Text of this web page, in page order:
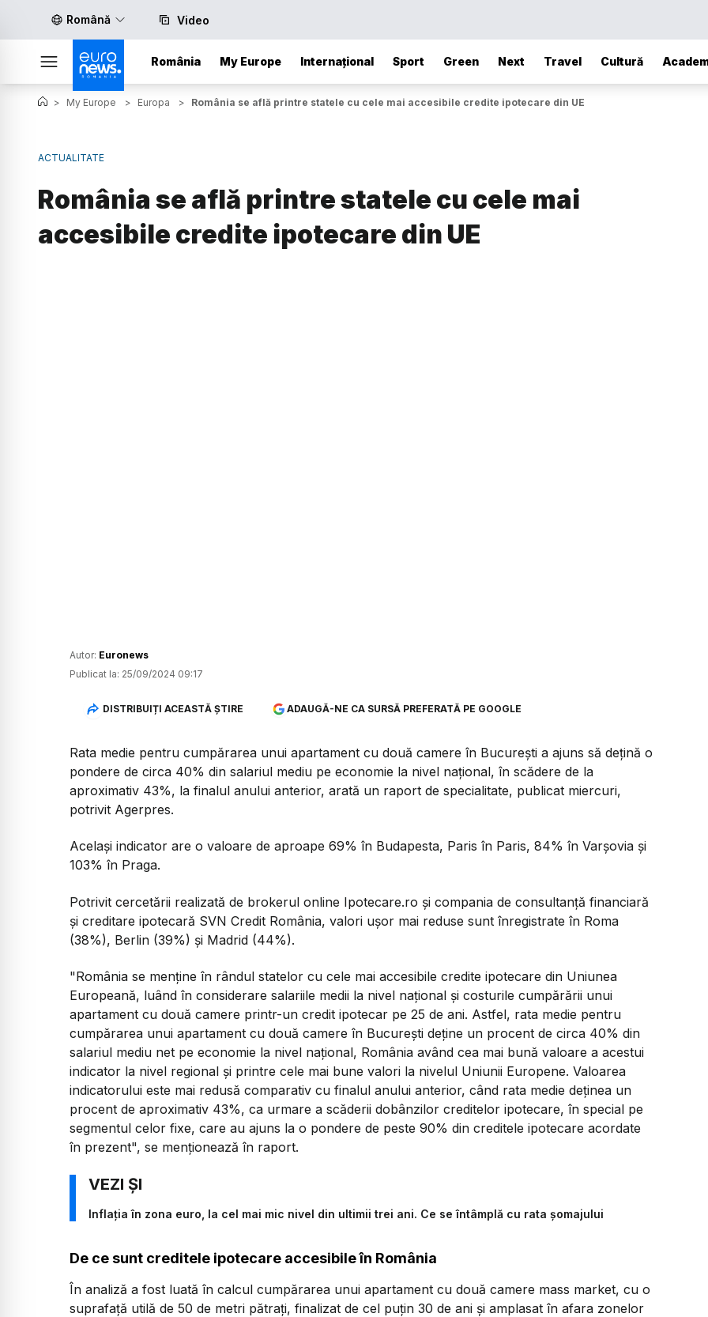
Română Video
România My Europe Internațional Sport Green Next Travel Cultură
> My Europe > Europa > România se află printre statele cu cele mai accesibile credite ipotecare din UE
ACTUALITATE
România se află printre statele cu cele mai
accesibile credite ipotecare din UE
Autor: Euronews
Publicat la: 25/09/2024 09:17
DISTRIBUIȚI ACEASTĂ ȘTIRE ADAUGĂ-NE CA SURSĂ PREFERATĂ PE GOOGLE
Rata medie pentru cumpărarea unui apartament cu două camere în Bucureşti a ajuns să deţină o
pondere de circa 40% din salariul mediu pe economie la nivel naţional, în scădere de la
aproximativ 43%, la finalul anului anterior, arată un raport de specialitate, publicat miercuri,
potrivit Agerpres.
Acelaşi indicator are o valoare de aproape 69% în Budapesta, Paris în Paris, 84% în Varşovia şi
103% în Praga.
Potrivit cercetării realizată de brokerul online Ipotecare.ro şi compania de consultanţă financiară
şi creditare ipotecară SVN Credit România, valori uşor mai reduse sunt înregistrate în Roma
(38%), Berlin (39%) şi Madrid (44%).
"România se menţine în rândul statelor cu cele mai accesibile credite ipotecare din Uniunea
Europeană, luând în considerare salariile medii la nivel naţional şi costurile cumpărării unui
apartament cu două camere printr-un credit ipotecar pe 25 de ani. Astfel, rata medie pentru
cumpărarea unui apartament cu două camere în Bucureşti deţine un procent de circa 40% din
salariul mediu net pe economie la nivel naţional, România având cea mai bună valoare a acestui
indicator la nivel regional şi printre cele mai bune valori la nivelul Uniunii Europene. Valoarea
indicatorului este mai redusă comparativ cu finalul anului anterior, când rata medie deţinea un
procent de aproximativ 43%, ca urmare a scăderii dobânzilor creditelor ipotecare, în special pe
segmentul celor fixe, care au ajuns la o pondere de peste 90% din creditele ipotecare acordate
în prezent", se menţionează în raport.
Inflaţia în zona euro, la cel mai mic nivel din ultimii trei ani. Ce se întâmplă cu rata șomajului
De ce sunt creditele ipotecare accesibile în România
În analiză a fost luată în calcul cumpărarea unui apartament cu două camere mass market, cu o
suprafaţă utilă de 50 de metri pătraţi, finalizat de cel puţin 30 de ani şi amplasat în afara zonelor